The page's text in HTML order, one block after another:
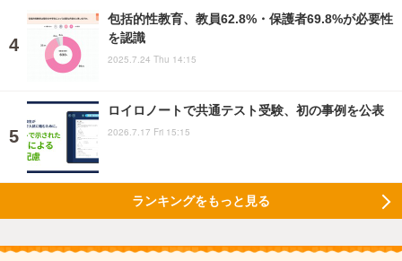
包括的性教育、教員62.8%・保護者69.8%が必要性
を認識
2025.7.24 Thu 14:15
ロイロノートで共通テスト受験、初の事例を公表
2026.7.17 Fri 15:15
ランキングをもっと見る